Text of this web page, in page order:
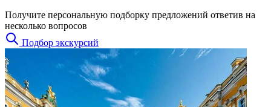
Получите персональную подборку предложений ответив на
несколько вопросов
Подбор экскурсий